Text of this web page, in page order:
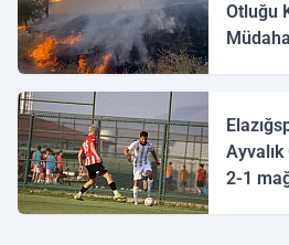
Otluğu
2-1